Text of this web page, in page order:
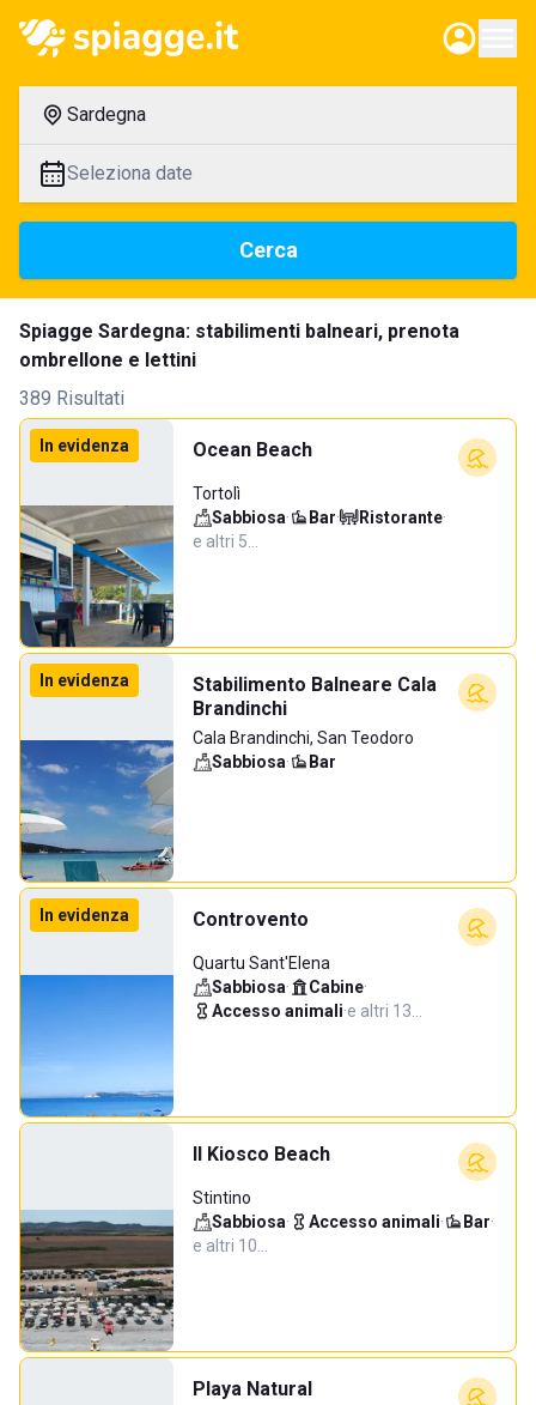
Sardegna
Seleziona date
Cerca
Spiagge Sardegna: stabilimenti balneari, prenota
ombrellone e lettini
389 Risultati
In evidenza Ocean Beach
Tortolì
Sabbiosa· Bar· Ristorante·
e altri 5…
In evidenza
Stabilimento Balneare Cala
Brandinchi
Cala Brandinchi, San Teodoro
Sabbiosa· Bar
In evidenza Controvento
Quartu Sant'Elena
Sabbiosa· Cabine·
Accesso animali·e altri 13…
Il Kiosco Beach
Stintino
Sabbiosa· Accesso animali· Bar·
e altri 10…
Playa Natural